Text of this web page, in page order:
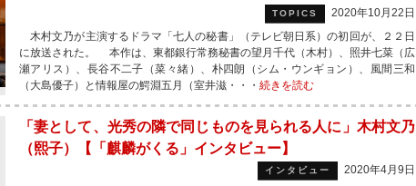
TOPICS
2020年10月22日
木村文乃が主演するドラマ「七人の秘書」（テレビ朝日系）の初回が、２２日
に放送された。 本作は、東都銀行常務秘書の望月千代（木村）、照井七菜（広
瀬アリス）、長谷不二子（菜々緒）、朴四朗（シム・ウンギョン）、風間三和
（大島優子）と情報屋の鰐淵五月（室井滋・・・ 続きを読む
「妻として、光秀の隣で同じものを見られる人に」木村文乃
（熙子）【「麒麟がくる」インタビュー】
インタビュー
2020年4月9日